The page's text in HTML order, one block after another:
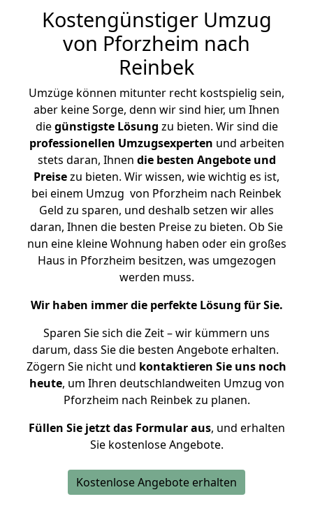
Kostengünstiger Umzug
von Pforzheim nach
Reinbek
Umzüge können mitunter recht kostspielig sein,
aber keine Sorge, denn wir sind hier, um Ihnen
diegünstigste Lösung zu bieten. Wir sind die
professionellen Umzugsexperten und arbeiten
stets daran, Ihnen die besten Angebote und
Preisezu bieten. Wir wissen, wie wichtig es ist,
bei einem Umzug von Pforzheim nach Reinbek
Geld zu sparen, und deshalb setzen wir alles
daran, Ihnen die besten Preise zu bieten. Ob Sie
nun eine kleine Wohnung haben oder ein großes
Haus in Pforzheim besitzen, was umgezogen
werden muss.
Wir haben immer die perfekte Lösung für Sie.
Sparen Sie sich die Zeit – wir kümmern uns
darum, dass Sie die besten Angebote erhalten.
Zögern Sie nicht und kontaktieren Sie uns noch
heute, um Ihren deutschlandweiten Umzug von
Pforzheim nach Reinbek zu planen.
Füllen Sie jetzt das Formular aus, und erhalten
Sie kostenlose Angebote.
Kostenlose Angebote erhalten